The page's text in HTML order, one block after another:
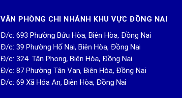
VĂN PHÒNG CHI NHÁNH KHU VỰC ĐỒNG NAI
Đ/c: 693 Phường Bửu Hòa, Biên Hòa, Đồng Nai
Đ/c: 39 Phường Hố Nai, Biên Hòa, Đồng Nai
Đ/c: 324. Tân Phong, Biên Hòa, Đồng Nai
Đ/c: 87 Phường Tân Vạn, Biên Hòa, Đồng Nai
Đ/c: 69 Xã Hóa An, Biên Hòa, Đồng Nai